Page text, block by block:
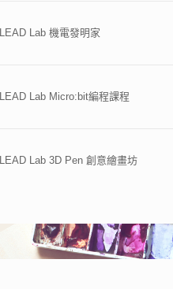
LEAD Lab 機電發明家
LEAD Lab Micro:bit編程課程
LEAD Lab 3D Pen 創意繪畫坊